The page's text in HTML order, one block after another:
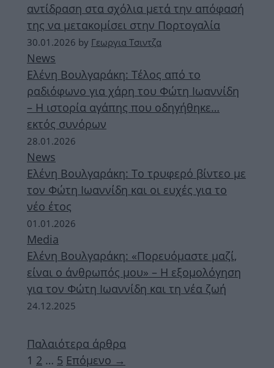
αντίδραση στα σχόλια μετά την απόφασή
της να μετακομίσει στην Πορτογαλία
30.01.2026 by Γεωργια Τσιντζα
News
Ελένη Βουλγαράκη: Τέλος από το
ραδιόφωνο για χάρη του Φώτη Ιωαννίδη
– Η ιστορία αγάπης που οδηγήθηκε…
εκτός συνόρων
28.01.2026
News
Ελένη Βουλγαράκη: Το τρυφερό βίντεο με
τον Φώτη Ιωαννίδη και οι ευχές για το
νέο έτος
01.01.2026
Media
Ελένη Βουλγαράκη: «Πορευόμαστε μαζί,
είναι ο άνθρωπός μου» – Η εξομολόγηση
για τον Φώτη Ιωαννίδη και τη νέα ζωή
24.12.2025
Παλαιότερα άρθρα
Σελίδα
1 Σελίδα
2 … Σελίδα
5 Επόμενο →